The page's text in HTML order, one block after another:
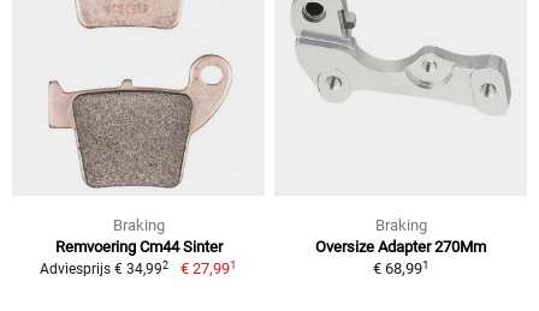
Braking
Remvoering Cm44 Sinter
Adviesprijs € 34,992 € 27,991
Braking
Oversize Adapter 270Mm
€ 68,991